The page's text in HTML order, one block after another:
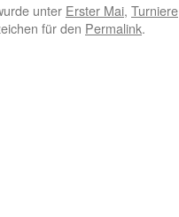
unter Erster Mai, Turniere
für den Permalink.